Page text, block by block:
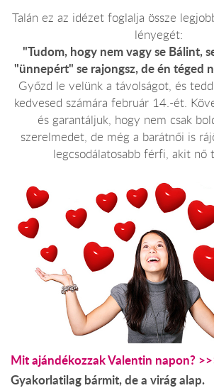
Talán ez az idézet foglalja össze
lényegét:
"Tudom, hogy nem vagy se Bálint,
"ünnepért" se rajongsz, de én téged
Győzd le velünk a távolságot, és
kedvesed számára február 14.-ét.
és garantáljuk, hogy nem csak
szerelmedet, de még a barátnői is
legcsodálatosabb férfi, akit nő
Mit ajándékozzak Valentin napon?
Gyakorlatilag bármit, de a virág alap.